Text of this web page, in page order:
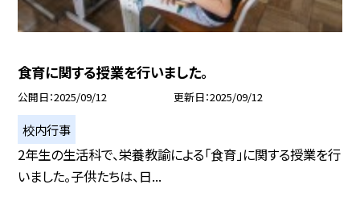
食育に関する授業を行いました。
公開日 2025/09/12 更新日 2025/09/12
校内行事
2年生の生活科で、栄養教諭による「食育」に関する授業を行
いました。子供たちは、日...